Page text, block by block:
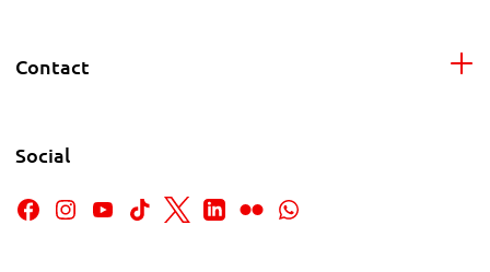
Contact
Social